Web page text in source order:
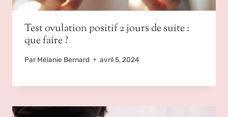
Test ovulation positif 2 jours de suite :
que faire ?
Par Mélanie Bernard avril 5, 2024